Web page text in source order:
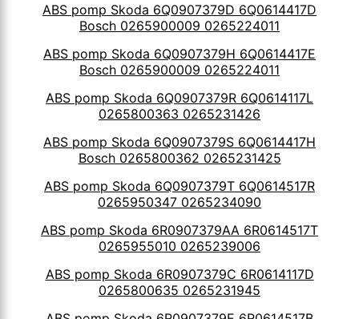
ABS pomp Skoda 6Q0907379D 6Q0614417D
Bosch 0265900009 0265224011
ABS pomp Skoda 6Q0907379H 6Q0614417E
Bosch 0265900009 0265224011
ABS pomp Skoda 6Q0907379R 6Q0614117L
0265800363 0265231426
ABS pomp Skoda 6Q0907379S 6Q0614417H
Bosch 0265800362 0265231425
ABS pomp Skoda 6Q0907379T 6Q0614517R
0265950347 0265234090
ABS pomp Skoda 6R0907379AA 6R0614517T
0265955010 0265239006
ABS pomp Skoda 6R0907379C 6R0614117D
0265800635 0265231945